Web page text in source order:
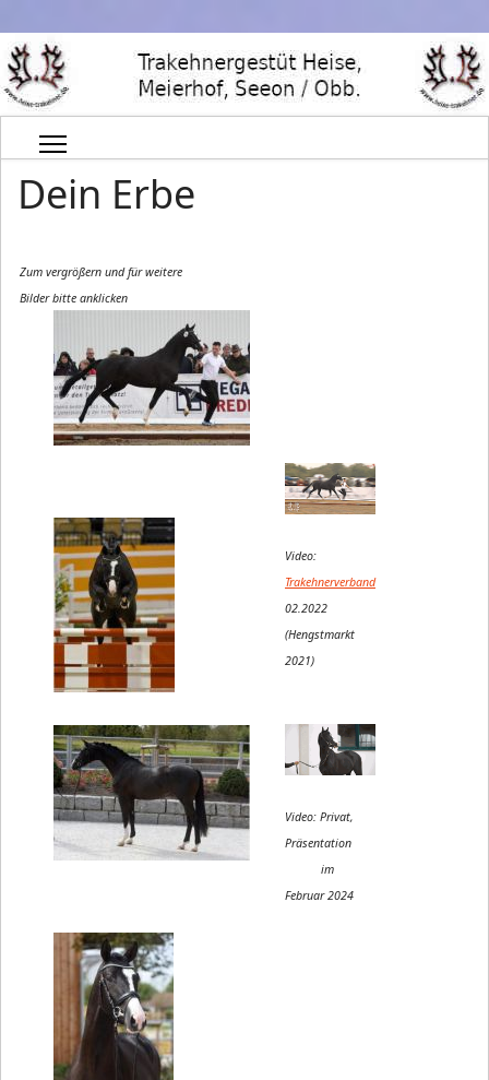
Dein Erbe
Zum vergrößern und für weitere
Bilder bitte anklicken
Video:
Trakehnerverband
02.2022
(Hengstmarkt
2021)
Video: Privat,
Präsentation
im
Februar 2024